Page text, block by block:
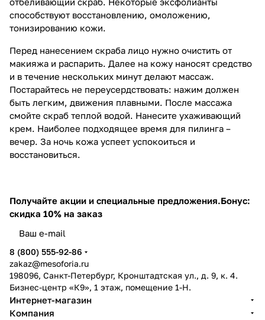
способствуют восстановлению, омоложению,
тонизированию кожи.
Перед нанесением скраба лицо нужно очистить от
макияжа и распарить. Далее на кожу наносят средство
и в течение нескольких минут делают массаж.
Постарайтесь не переусердствовать: нажим должен
быть легким, движения плавными. После массажа
смойте скраб теплой водой. Нанесите ухаживающий
крем. Наиболее подходящее время для пилинга –
вечер. За ночь кожа успеет успокоиться и
восстановиться.
Получайте акции и специальные предложения.Бонус:
скидка 10% на заказ
8 (800) 555-92-86
zakaz@mesoforia.ru
198096, Санкт-Петербург, Кронштадтская ул., д. 9, к. 4.
Бизнес-центр «К9», 1 этаж, помещение 1-Н.
Интернет-магазин
Компания